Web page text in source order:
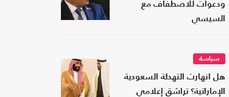
ودعوات للاصطفاف مع
السيسي
سياسة
هل انهارت التهدئة السعودية
الإماراتية؟ تراشق إعلامي